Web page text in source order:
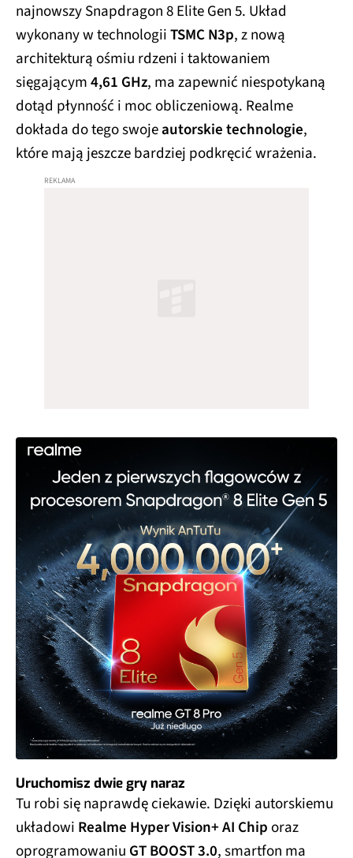
najnowszy Snapdragon 8 Elite Gen 5. Układ
wykonany w technologiiTSMC N3p, z nową
architekturą ośmiu rdzeni i taktowaniem
sięgającym4,61 GHz, ma zapewnić niespotykaną
dotąd płynność i moc obliczeniową. Realme
dokłada do tego swojeautorskie technologie,
które mają jeszcze bardziej podkręcić wrażenia.
Uruchomisz dwie gry naraz
Tu robi się naprawdę ciekawie. Dzięki autorskiemu
układowi Realme Hyper Vision+ AI Chiporaz
oprogramowaniu GT BOOST 3.0, smartfon ma